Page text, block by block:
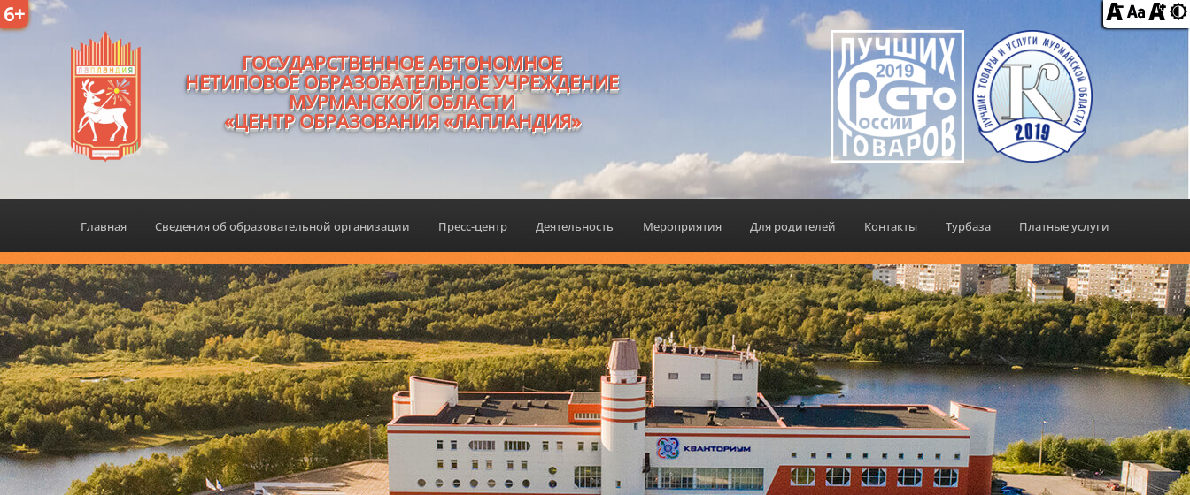
6+
ГОСУДАРСТВЕННОЕ АВТОНОМНОЕ
НЕТИПОВОЕ ОБРАЗОВАТЕЛЬНОЕ УЧРЕЖДЕНИЕ
МУРМАНСКОЙ ОБЛАСТИ
«ЦЕНТР ОБРАЗОВАНИЯ «ЛАПЛАНДИЯ»
Главная Сведения об образовательной организации Пресс-центр Деятельность Мероприятия Для родителей Контакты Турбаза Платные услуги